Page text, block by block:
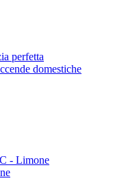
perfetta
domestiche
- Limone